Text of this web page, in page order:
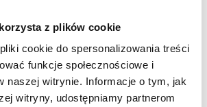
z plików cookie
cookie do spersonalizowania treści
funkcje społecznościowe i
naszej witrynie. Informacje o tym, jak
witryny, udostępniamy partnerom
należy sięgnąć po preparat
Galeria